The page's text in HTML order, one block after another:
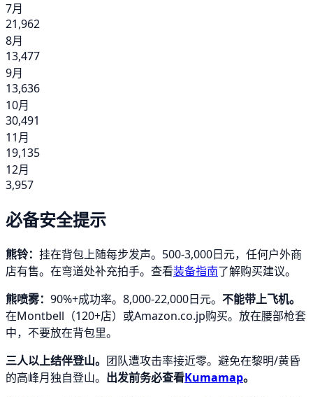
7月
21,962
8月
13,477
9月
13,636
10月
30,491
11月
19,135
12月
3,957
必备安全提示
熊铃： 挂在背包上随每步发声。500-3,000日元，任何户外商
店有售。在弯道处补充拍手。查看装备指南了解购买建议。
熊喷雾： 90%+成功率。8,000-22,000日元。 不能带上飞机。
在Montbell（120+店）或Amazon.co.jp购买。放在腰部枪套
中，不要放在背包里。
三人以上结伴登山。 团队遭攻击率接近零。避免在黎明/黄昏
的高峰月独自登山。 出发前务必查看Kumamap。